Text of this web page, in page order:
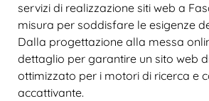
servizi di realizzazione siti web a
misura per soddisfare le esigenze
Dalla progettazione alla messa
dettaglio per garantire un sito web
ottimizzato per i motori di ricerca e
accattivante.